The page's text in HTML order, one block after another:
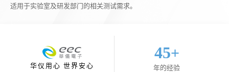
适用于实验室及研发部门的相关测试需求。
华仪用心 世界安心
45+
年的经验